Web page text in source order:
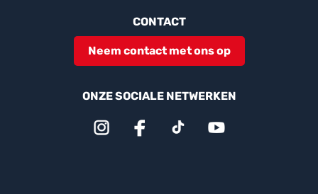
CONTACT
Neem contact met ons op
ONZE SOCIALE NETWERKEN